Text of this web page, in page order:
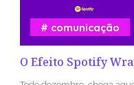
O Efeito Spotify
comunicação